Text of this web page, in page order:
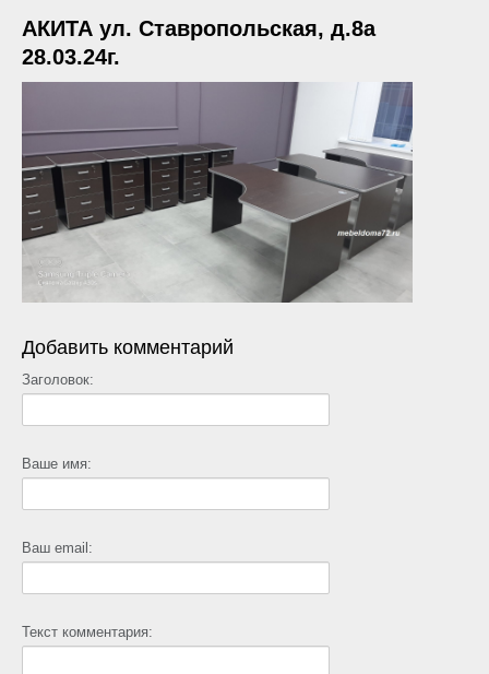
АКЦИИ
УСЛУГИ
ОПЛАТА
АКИТА ул. Ставропольская, д.8а
28.03.24г.
Добавить комментарий
Заголовок:
Ваше имя:
Ваш email:
Текст комментария: